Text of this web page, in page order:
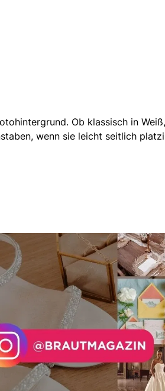
Ob klassisch in
wenn sie leicht seitlich